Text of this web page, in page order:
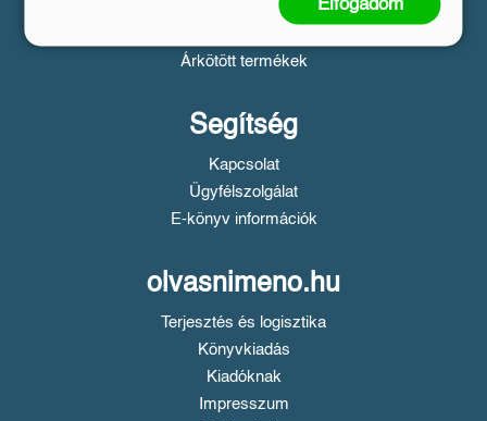
Adatvédelem
Árkötött termékek
Segítség
Kapcsolat
Ügyfélszolgálat
E-könyv információk
olvasnimeno.hu
Terjesztés és logisztika
Könyvkiadás
Kiadóknak
Impresszum
Elfogadom